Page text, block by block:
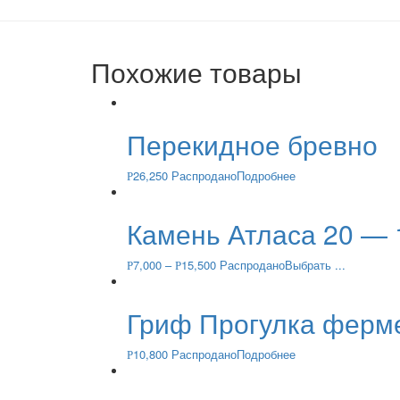
Похожие товары
Перекидное бревно
Р26,250 РаспроданоПодробнее
Камень Атласа 20 —
Р7,000 – Р15,500 РаспроданоВыбрать ...
Гриф Прогулка
Р10,800 РаспроданоПодробнее